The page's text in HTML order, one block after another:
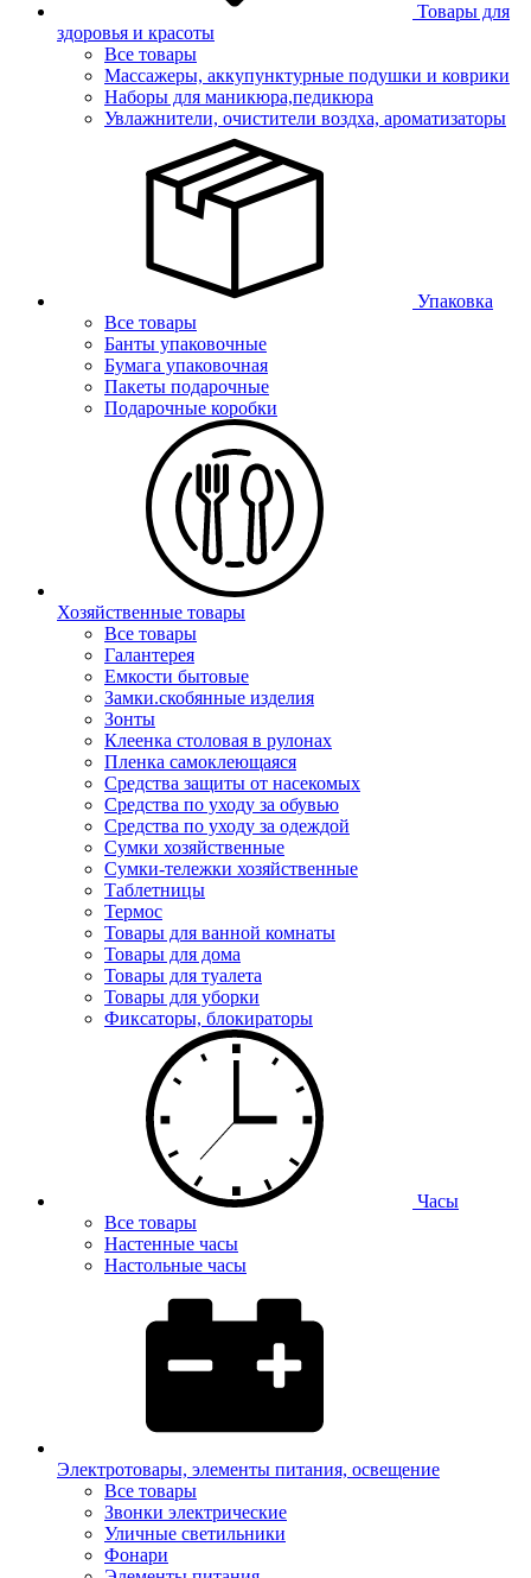
Товары для
здоровья и красоты
Все товары
Массажеры, аккупунктурные подушки и коврики
Наборы для маникюра,педикюра
Увлажнители, очистители воздха, ароматизаторы
Упаковка
Все товары
Банты упаковочные
Бумага упаковочная
Пакеты подарочные
Подарочные коробки
Хозяйственные товары
Все товары
Галантерея
Емкости бытовые
Замки.скобянные изделия
Зонты
Клеенка столовая в рулонах
Пленка самоклеющаяся
Средства защиты от насекомых
Средства по уходу за обувью
Средства по уходу за одеждой
Сумки хозяйственные
Сумки-тележки хозяйственные
Таблетницы
Термос
Товары для ванной комнаты
Товары для дома
Товары для туалета
Товары для уборки
Фиксаторы, блокираторы
Часы
Все товары
Настенные часы
Настольные часы
Электротовары, элементы питания, освещение
Все товары
Звонки электрические
Уличные светильники
Фонари